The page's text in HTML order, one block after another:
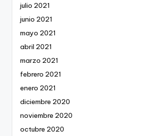
julio 2021
junio 2021
mayo 2021
abril 2021
marzo 2021
febrero 2021
enero 2021
diciembre 2020
noviembre 2020
octubre 2020